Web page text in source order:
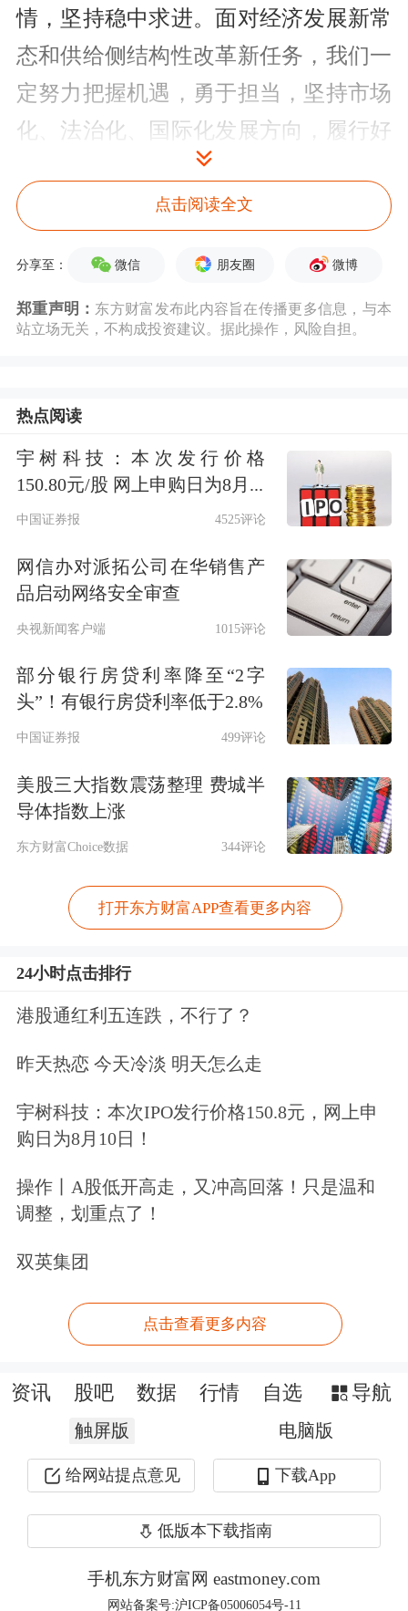
情，坚持稳中求进。面对经济发展新常
态和供给侧结构性改革新任务，我们一
定努力把握机遇，勇于担当，坚持市场
化、法治化、国际化发展方向，履行好
一线监管职责，维护好市场秩序，努力
实现监管、发展、服务、技术和管理的
力和国际影响力。
(一)力争监管领先。我们将深入落实依
线。一是推行“以监管会员为中心”的交
易行为监管模式。通过制度建设、业务
督导、现场检查等措施，强化会员对客
户交易行为的管理责任，充分发挥会员
在维护市场秩序中的作用。二是建立现
场检查机制。组建专门检查队伍，通过
专项检查等方式，着力解决一线监管中
的突出问题。三是提高上市公司监管效
能。以提高透明度为中心，拓宽行业信
息披露指引覆盖面，深入推进分类监
管，坚决整治高送转配合减持、“忽悠
式”重组等市场乱象。四是推进科技监
管、智能监管。充分运用大数据与现代
信息技术，推进新一代监察系统、新一
代信息平台建设，健全市场交易动态监
控指标体系，逐步实现用现代技术管理
现代市场，补齐监管技术短板。
(二)力争发展领先。以多层次市场体系
建设为主线，以发展创业板为重点，围
绕市场产品体系建设，积极推动市场改
革取得突破，努力将深交所打造成创新
资本形成中心。一是加快创业板改革。
推动落实“十三五”规划关于“深化创业
给，推动新三板向创业板转板试点，把
业最需要资本市场支持的阶段推进。二
是发展壮大中小企业板，激发主板新动
能。进一步支持中小金融企业、先进制
造业发行上市，全面提升中小企业板服
务实体经济的能力。积极服务国企改
，支持传统产业加快结构调整，打造
点击阅读全文
分享至： 微信 朋友圈 微博
郑重声明： 东方财富发布此内容旨在传播更多信息，与本
站立场无关，不构成投资建议。据此操作，风险自担。
热点阅读
宇树科技：本次发行价格
150.80元/股 网上申购日为8月...
中国证券报 4525评论
网信办对派拓公司在华销售产
品启动网络安全审查
央视新闻客户端 1015评论
部分银行房贷利率降至“2字
头”！有银行房贷利率低于2.8%
中国证券报 499评论
美股三大指数震荡整理 费城半
导体指数上涨
东方财富Choice数据 344评论
打开东方财富APP查看更多内容
24小时点击排行
港股通红利五连跌，不行了？
昨天热恋 今天冷淡 明天怎么走
宇树科技：本次IPO发行价格150.8元，网上申
购日为8月10日！
操作丨A股低开高走，又冲高回落！只是温和
调整，划重点了！
双英集团
点击查看更多内容
资讯 股吧 数据 行情 自选 导航
触屏版 电脑版
给网站提点意见 下载App
低版本下载指南
手机东方财富网 eastmoney.com
网站备案号:沪ICP备05006054号-11